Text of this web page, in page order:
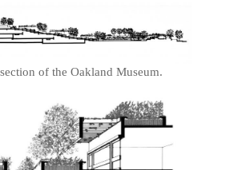
of the Oakland Museum.